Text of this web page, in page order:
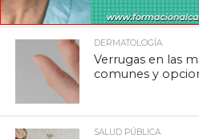
DERMATOLOGÍA
Verrugas en las
comunes y
SALUD PÚBLICA